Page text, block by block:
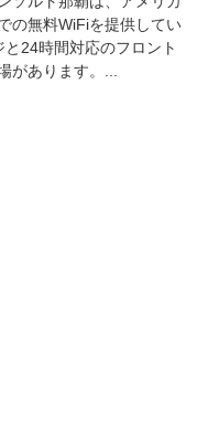
の無料WiFiを提供してい
24時間対応のフロント
があります。...